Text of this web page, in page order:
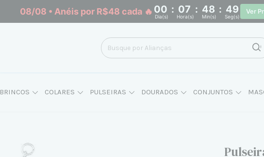
08/08 • Anéis por R$48 cada 🔥 00 : 07 : 48 : 48
Dia(s) Hora(s) Min(s) Seg(s)
Ver
BRINCOS COLARES PULSEIRAS DOURADOS CONJUNTOS